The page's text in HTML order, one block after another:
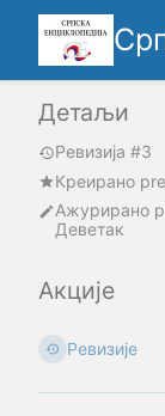
Детаљи
Ревизија #3
Креирано
Ажурирано
Деветак
Акције
Ревизије